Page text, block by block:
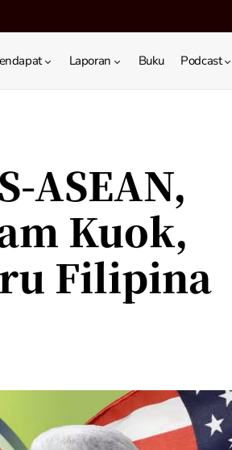
Laporan Buku Podcast
ASEAN,
Kuok,
Filipina